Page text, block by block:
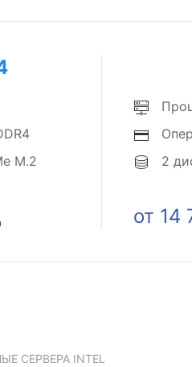
M.2
2
от 14
СЕРВЕРА INTEL